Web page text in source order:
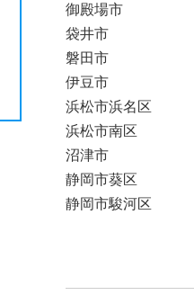
御殿場市
袋井市
磐田市
伊豆市
浜松市浜名区
浜松市南区
沼津市
静岡市葵区
静岡市駿河区